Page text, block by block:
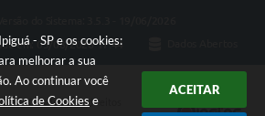
- SP e os cookies:
melhorar a sua
Ao continuar você
de Cookies e
ACEITAR
em:03/08/2026 17:44
2026. Todos os direitos